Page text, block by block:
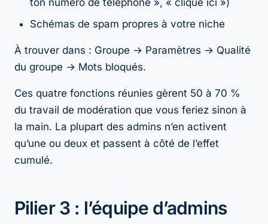
ton numéro de téléphone », « clique ici »)
Schémas de spam propres à votre niche
À trouver dans : Groupe → Paramètres → Qualité
du groupe → Mots bloqués.
Ces quatre fonctions réunies gèrent 50 à 70 %
du travail de modération que vous feriez sinon à
la main. La plupart des admins n’en activent
qu’une ou deux et passent à côté de l’effet
cumulé.
Pilier 3 : l’équipe d’admins